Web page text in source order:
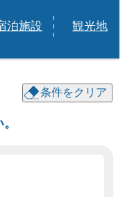
泊施設 観光地
条件をクリア